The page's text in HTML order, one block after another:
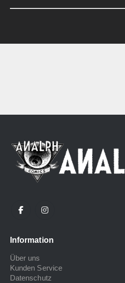
Information
Über uns
Kunden Service
Datenschutz